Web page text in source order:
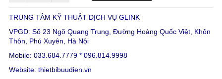
TRUNG TÂM KỸ THUẬT DỊCH VỤ GLINK
VPGD: Số 23 Ngõ Quang Trung, Đường Hoàng Quốc Việt, Khôn
Thôn, Phú Xuyên, Hà Nội
Mobile: 033.684.7779 * 096.814.9998
Website: thietbibuudien.vn